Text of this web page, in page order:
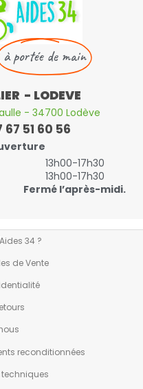
à portée de main
- LODEVE
- 34700 Lodève
51 60 56
13h00-17h30
13h00-17h30
Fermé l’après-midi.
34 ?
de Vente
reconditionnées